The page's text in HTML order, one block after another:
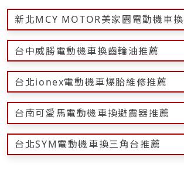
新北MCY MOTOR美家園電動機車
台中威勝電動機車換齒輪油推薦
台北ionex電動機車爆胎維修推薦
台南可愛馬電動機車換避震器推薦
台北SYM電動機車換三角台推薦